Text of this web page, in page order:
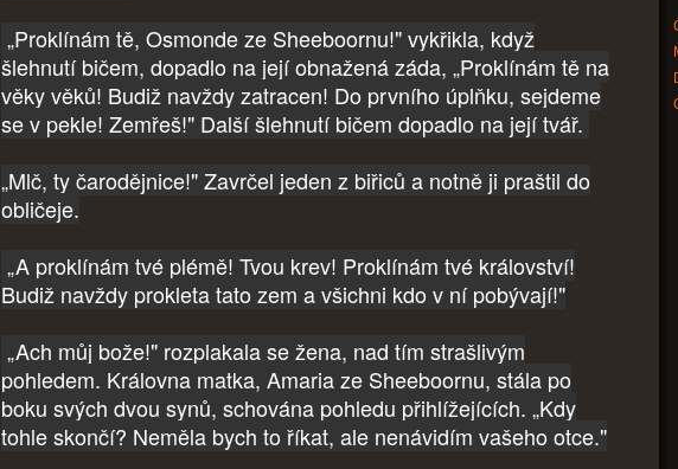
„Proklínám tě, Osmonde ze Sheeboornu!" vykřikla, když
šlehnutí bičem, dopadlo na její obnažená záda, „Proklínám tě na
věky věků! Budiž navždy zatracen! Do prvního úplňku, sejdeme
se v pekle! Zemřeš!" Další šlehnutí bičem dopadlo na její tvář.
„Mlč, ty čarodějnice!" Zavrčel jeden z biřiců a notně ji praštil do
obličeje.
„A proklínám tvé plémě! Tvou krev! Proklínám tvé království!
Budiž navždy prokleta tato zem a všichni kdo v ní pobývají!"
„Ach můj bože!" rozplakala se žena, nad tím strašlivým
pohledem. Královna matka, Amaria ze Sheeboornu, stála po
boku svých dvou synů, schována pohledu přihlížejících. „Kdy
tohle skončí? Neměla bych to říkat, ale nenávidím vašeho otce."